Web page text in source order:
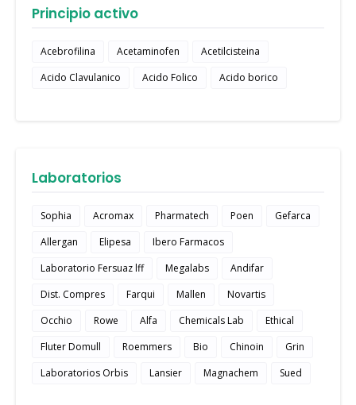
Principio activo
Acebrofilina Acetaminofen
Acetilcisteina
Acido Clavulanico
Acido Folico Acido borico
Laboratorios
Sophia Acromax Pharmatech Poen
Gefarca
Allergan
Elipesa
Ibero Farmacos
Laboratorio Fersuaz lff
Megalabs
Andifar
Dist. Compres
Farqui Mallen
Novartis
Occhio
Rowe Alfa Chemicals Lab
Ethical
Fluter Domull
Roemmers Bio Chinoin
Grin
Laboratorios Orbis
Lansier Magnachem Sued